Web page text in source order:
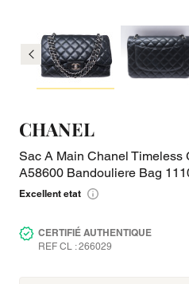
CHANEL
Sac A Main Chanel Timeless
A58600 Bandouliere Bag
Excellent etat
CERTIFIÉ AUTHENTIQUE
REF CL : 266029